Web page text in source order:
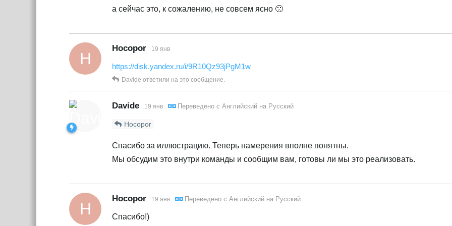
а сейчас это, к сожалению, не совсем ясно 🙁
H
Hocopor 19 янв
https://disk.yandex.ru/i/9R10Qz93jPgM1w
Davide ответили на это сообщение.
Davide 19 янв Переведено с Английский на Русский
Hocopor
Спасибо за иллюстрацию. Теперь намерения вполне понятны.
Мы обсудим это внутри команды и сообщим вам, готовы ли мы это реализовать.
H
Hocopor 19 янв Переведено с Английский на Русский
Спасибо!)